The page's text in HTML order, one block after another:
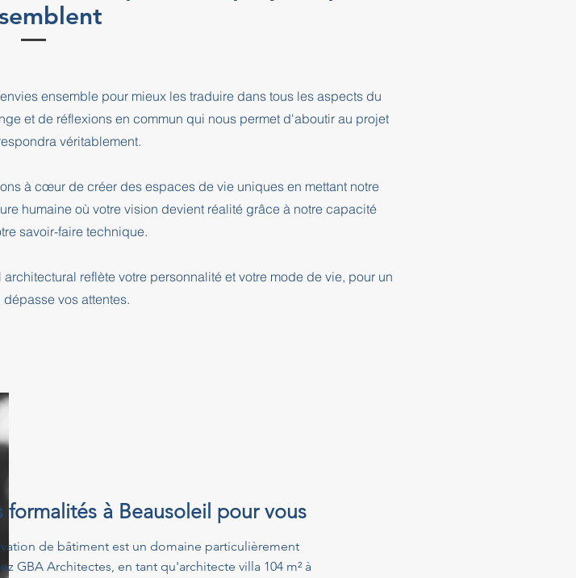
ensemble pour mieux les traduire dans tous les aspects du
et de réflexions en commun qui nous permet d'aboutir au projet
véritablement.
à cœur de créer des espaces de vie uniques en mettant notre
humaine où votre vision devient réalité grâce à notre capacité
savoir-faire technique.
reflète votre personnalité et votre mode de vie, pour un
dépasse vos attentes.
formalités à Beausoleil pour vous
de bâtiment est un domaine particulièrement
GBA Architectes, en tant qu'architecte villa 104 m² à